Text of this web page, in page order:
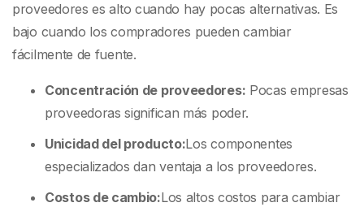
proveedores es alto cuando hay pocas alternativas. Es
bajo cuando los compradores pueden cambiar
fácilmente de fuente.
Concentración de proveedores: Pocas empresas
proveedoras significan más poder.
Unicidad del producto:Los componentes
especializados dan ventaja a los proveedores.
Costos de cambio:Los altos costos para cambiar